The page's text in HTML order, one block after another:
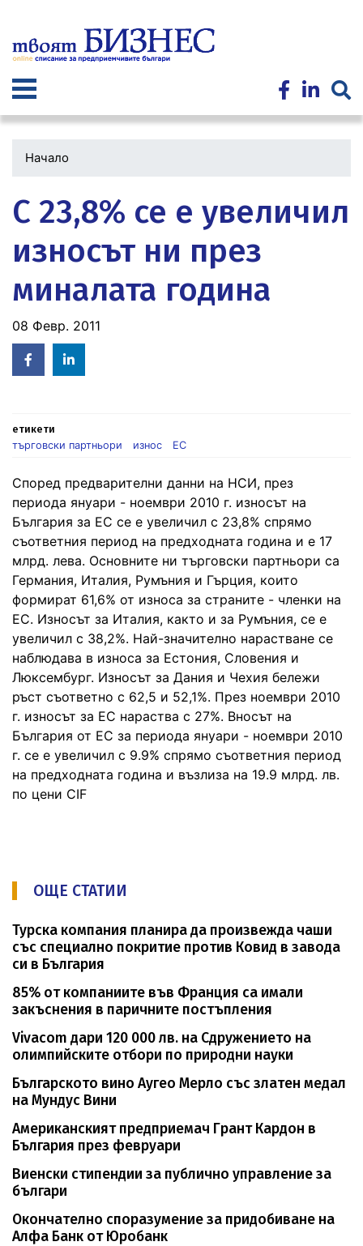
към
основното
Начало
С 23,8% се е увеличил
износът ни през
миналата година
08 Февр. 2011
Facebook
in
етикети
търговски партньори
износ ЕС
Според предварителни данни на НСИ, през
периода януари - ноември 2010 г. износът на
България за ЕС се е увеличил с 23,8% спрямо
съответния период на предходната година и е 17
млрд. лева. Основните ни търговски партньори са
Германия, Италия, Румъния и Гърция, които
формират 61,6% от износа за страните - членки на
ЕС. Износът за Италия, както и за Румъния, се е
увеличил с 38,2%. Най-значително нарастване се
наблюдава в износа за Естония, Словения и
Люксембург. Износът за Дания и Чехия бележи
ръст съответно с 62,5 и 52,1%. През ноември 2010
г. износът за ЕС нараства с 27%. Вносът на
България от ЕС за периода януари - ноември 2010
г. се е увеличил с 9.9% спрямо съответния период
на предходната година и възлиза на 19.9 млрд. лв.
по цени CIF
ОЩЕ СТАТИИ
Турска компания планира да произвежда чаши
със специално покритие против Ковид в завода
си в България
85% от компаниите във Франция са имали
закъснения в паричните постъпления
Vivacom дари 120 000 лв. на Сдружението на
олимпийските отбори по природни науки
Българското вино Аугео Мерло със златен медал
на Мундус Вини
Американският предприемач Грант Кардон в
България през февруари
Виенски стипендии за публично управление за
българи
Окончателно споразумение за придобиване на
Алфа Банк от Юробанк